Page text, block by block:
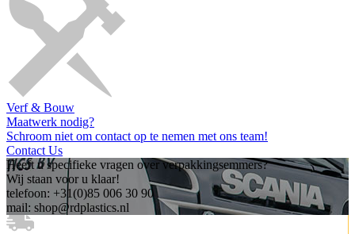
Verf & Bouw
Maatwerk nodig?
Schroom niet om contact op te nemen met ons team!
Contact Us
Heeft u specifieke vragen over verpakkingsemmers?
Wij staan voor u klaar!
telefoon: +31(0)85 006 30 90
mail: shop@rdplastics.nl